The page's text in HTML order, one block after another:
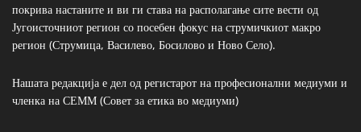
покрива настаните и ви ги става на располагање сите вести од
Југоисточниот регион со посебен фокус на струмичкиот макро
регион (Струмица, Василево, Босилово и Ново Село).
Нашата редакција е дел од регистарот на професионални медиуми и
членка на СЕММ (Совет за етика во медиуми)